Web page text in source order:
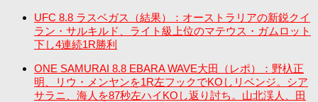
UFC 8.8 ラスベガス（結果）：オーストラリアの新鋭クイ
ラン・サルキルド、ライト級上位のマテウス・ガムロット
下し4連続1R勝利
ONE SAMURAI 8.8 EBARA WAVE大田（レポ）：野杁正
明、リウ・メンヤンを1R左フックでKOしリベンジ。シア
サラニ、海人を87秒左ハイKOし返り討ち。山北渓人、田